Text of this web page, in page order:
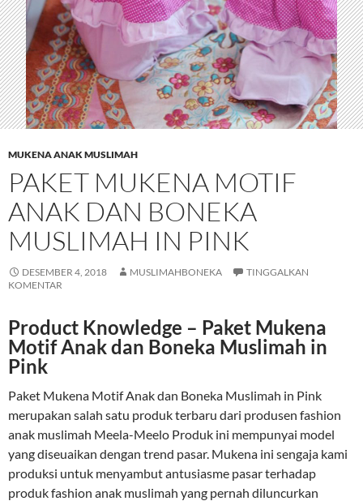
MUKENA ANAK MUSLIMAH
PAKET MUKENA MOTIF
ANAK DAN BONEKA
MUSLIMAH IN PINK
DESEMBER 4, 2018 MUSLIMAHBONEKA
TINGGALKAN
KOMENTAR
Product Knowledge – Paket Mukena
Motif Anak dan Boneka Muslimah in
Pink
Paket Mukena Motif Anak dan Boneka Muslimah in Pink
merupakan salah satu produk terbaru dari produsen fashion
anak muslimah Meela-Meelo Produk ini mempunyai model
yang diseuaikan dengan trend pasar. Mukena ini sengaja kami
produksi untuk menyambut antusiasme pasar terhadap
produk fashion anak muslimah yang pernah diluncurkan